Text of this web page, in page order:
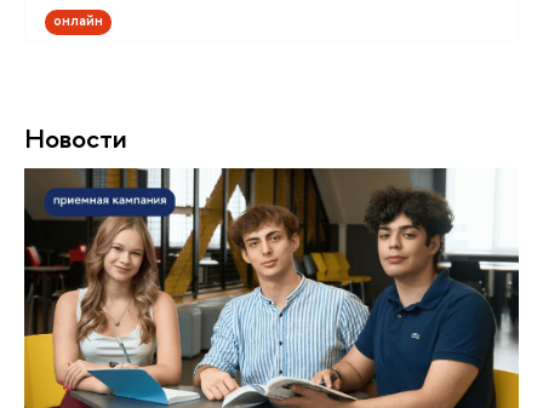
онлайн
Новости